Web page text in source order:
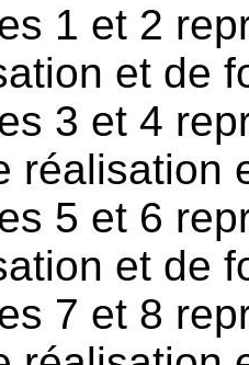
1 et 2
et de
3 et 4
réalisation
5 et 6
et de
7 et 8